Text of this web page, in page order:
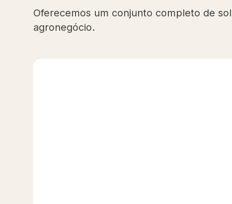
Oferecemos um conjunto completo de
agronegócio.